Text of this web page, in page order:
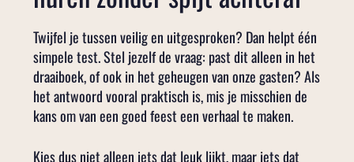
Twijfel je tussen veilig en uitgesproken? Dan helpt één
simpele test. Stel jezelf de vraag: past dit alleen in het
draaiboek, of ook in het geheugen van onze gasten? Als
het antwoord vooral praktisch is, mis je misschien de
kans om van een goed feest een verhaal te maken.
Kies dus niet alleen iets dat leuk lijkt, maar iets dat